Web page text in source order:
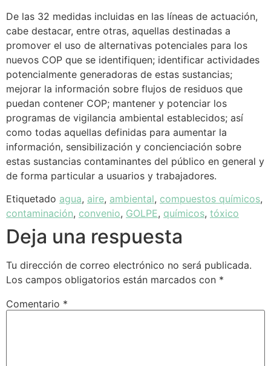
De las 32 medidas incluidas en las líneas de actuación,
cabe destacar, entre otras, aquellas destinadas a
promover el uso de alternativas potenciales para los
nuevos COP que se identifiquen; identificar actividades
potencialmente generadoras de estas sustancias;
mejorar la información sobre flujos de residuos que
puedan contener COP; mantener y potenciar los
programas de vigilancia ambiental establecidos; así
como todas aquellas definidas para aumentar la
información, sensibilización y concienciación sobre
estas sustancias contaminantes del público en general y
de forma particular a usuarios y trabajadores.
Etiquetado agua, aire, ambiental, compuestos químicos,
contaminación, convenio, GOLPE, químicos, tóxico
Deja una respuesta
Tu dirección de correo electrónico no será publicada.
Los campos obligatorios están marcados con *
Comentario *